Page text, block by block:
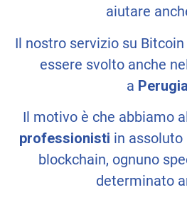
aiutare
Il nostro servizio su
essere svolto anche
a Perugia
Il motivo è che abbiamo
professionisti in
blockchain, ognuno
determinato